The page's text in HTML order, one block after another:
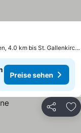
Gaschurn-Partenen, 4.0 km bis St. Gallenkirch - Gortipohl
Preise sehen
Teilen